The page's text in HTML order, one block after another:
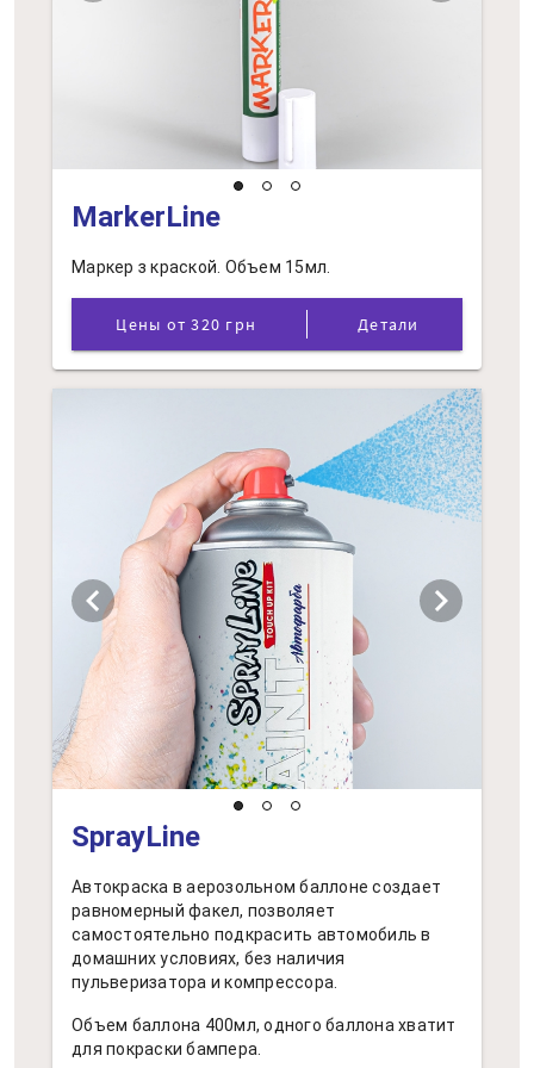
MarkerLine
Маркер з краской. Объем 15мл.
Цены от 320 грн Детали
chevron_left chevron_right
SprayLine
Автокраска в аерозольном баллоне создает
равномерный факел, позволяет
самостоятельно подкрасить автомобиль в
домашних условиях, без наличия
пульверизатора и компрессора.
Объем баллона 400мл, одного баллона хватит
для покраски бампера.